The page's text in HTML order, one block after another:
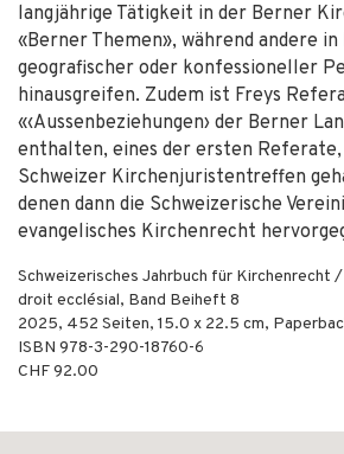
langjährige Tätigkeit in der Berner
«Berner Themen», während andere
geografischer oder konfessioneller
hinausgreifen. Zudem ist Freys
«‹Aussenbeziehungen› der Berner
enthalten, eines der ersten Referate,
Schweizer Kirchenjuristentreffen
denen dann die Schweizerische
evangelisches Kirchenrecht
Schweizerisches Jahrbuch für Kirchenrecht
droit ecclésial, Band Beiheft 8
2025, 452 Seiten, 15.0 x 22.5 cm,
ISBN 978-3-290-18760-6
CHF 92.00